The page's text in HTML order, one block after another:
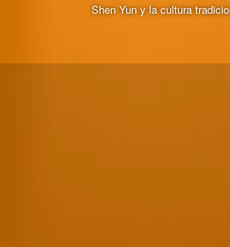
Shen Yun y la cultura